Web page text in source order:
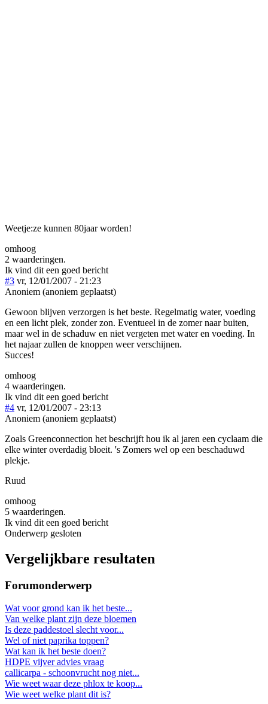
Weetje:ze kunnen 80jaar worden!
omhoog
2 waarderingen.
Ik vind dit een goed bericht
#3 vr, 12/01/2007 - 21:23
Anoniem (anoniem geplaatst)
Gewoon blijven verzorgen is het beste. Regelmatig water, voeding
en een licht plek, zonder zon. Eventueel in de zomer naar buiten,
maar wel in de schaduw en niet vergeten met water en voeding. In
het najaar zullen de knoppen weer verschijnen.
Succes!
omhoog
4 waarderingen.
Ik vind dit een goed bericht
#4 vr, 12/01/2007 - 23:13
Anoniem (anoniem geplaatst)
Zoals Greenconnection het beschrijft hou ik al jaren een cyclaam die
elke winter overdadig bloeit. 's Zomers wel op een beschaduwd
plekje.
Ruud
omhoog
5 waarderingen.
Ik vind dit een goed bericht
Onderwerp gesloten
Vergelijkbare resultaten
Forumonderwerp
Wat voor grond kan ik het beste...
Van welke plant zijn deze bloemen
Is deze paddestoel slecht voor...
Wel of niet paprika toppen?
Wat kan ik het beste doen?
HDPE vijver advies vraag
callicarpa - schoonvrucht nog niet...
Wie weet waar deze phlox te koop...
Wie weet welke plant dit is?